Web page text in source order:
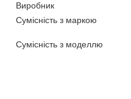
Виробник
Сумісність з маркою
Сумісність з моделлю